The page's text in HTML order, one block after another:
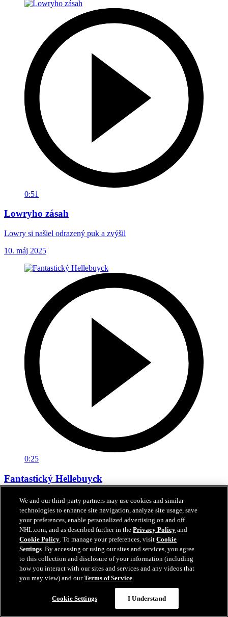
0:51
Lowryho zásah
Lowry si našiel odrazený puk a zvýšil
10. máj 2025
0:25
Fantastický Hellebuyck
Hellebuyck si skvele udržal čisté konto
10. máj 2025
We and our third-party partners may use cookies and similar
technologies to enhance site navigation, analyze site usage, save
your preferences, enable personalized advertising on and off
NHL.com, and as described further in thePrivacy Policy and
Cookie Policy. To manage your preferences, visitCookie
Settings. By accessing or using our sites and services, you agree
to this collection and disclosure of your information (including
how you interact with our sites and services and any videos that
you may view) and ourTerms of Service.
Cookie Settings I Understand